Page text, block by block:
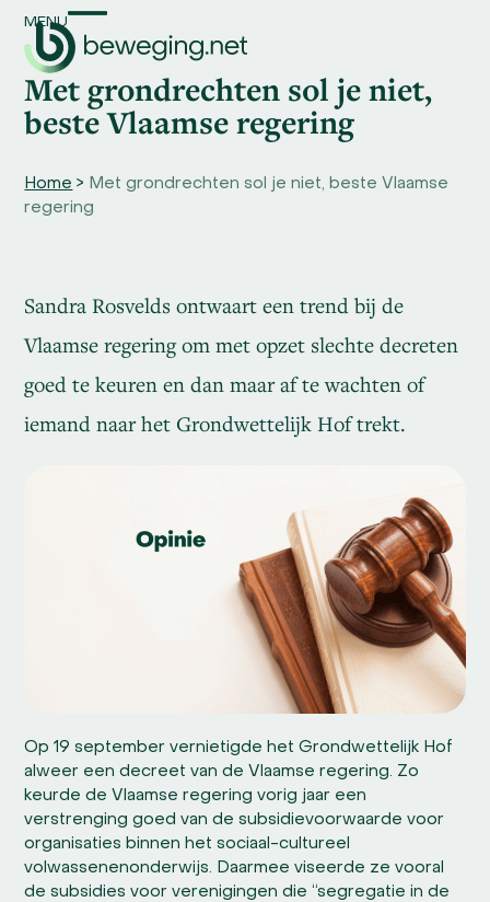
content
MENU
Open
mobile
menu
Close
mobile
menu
Met grondrechten sol je niet,
beste Vlaamse regering
Home > Met grondrechten sol je niet, beste Vlaamse
regering
Sandra Rosvelds ontwaart een trend bij de
Vlaamse regering om met opzet slechte decreten
goed te keuren en dan maar af te wachten of
iemand naar het Grondwettelijk Hof trekt.
Op 19 september vernietigde het Grondwettelijk Hof
alweer een decreet van de Vlaamse regering. Zo
keurde de Vlaamse regering vorig jaar een
verstrenging goed van de subsidievoorwaarde voor
organisaties binnen het sociaal-cultureel
volwassenenonderwijs. Daarmee viseerde ze vooral
de subsidies voor verenigingen die “segregatie in de